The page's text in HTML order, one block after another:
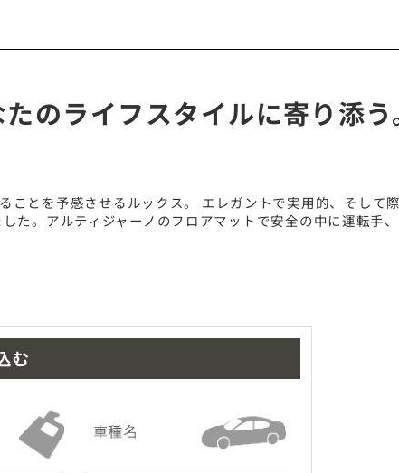
のライフスタイルに寄り添う
とを予感させるルックス。 エレガントで実用的、そして
た。アルティジャーノのフロアマットで安全の中に運転手